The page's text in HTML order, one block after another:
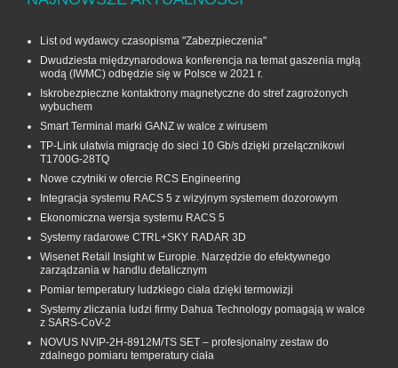
List od wydawcy czasopisma "Zabezpieczenia"
Dwudziesta międzynarodowa konferencja na temat gaszenia mgłą
wodą (IWMC) odbędzie się w Polsce w 2021 r.
Iskrobezpieczne kontaktrony magnetyczne do stref zagrożonych
wybuchem
Smart Terminal marki GANZ w walce z wirusem
TP-Link ułatwia migrację do sieci 10 Gb/s dzięki przełącznikowi
T1700G‑28TQ
Nowe czytniki w ofercie RCS Engineering
Integracja systemu RACS 5 z wizyjnym systemem dozorowym
Ekonomiczna wersja systemu RACS 5
Systemy radarowe CTRL+SKY RADAR 3D
Wisenet Retail Insight w Europie. Narzędzie do efektywnego
zarządzania w handlu detalicznym
Pomiar temperatury ludzkiego ciała dzięki termowizji
Systemy zliczania ludzi firmy Dahua Technology pomagają w walce
z SARS-CoV-2
NOVUS NVIP-2H-8912M/TS SET – profesjonalny zestaw do
zdalnego pomiaru temperatury ciała